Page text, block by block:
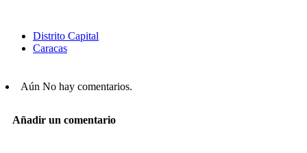
Distrito Capital
Caracas
Aún No hay comentarios.
Añadir un comentario